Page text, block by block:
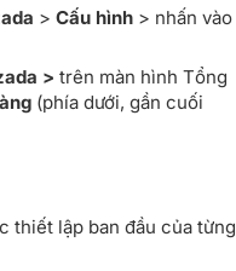
> Cấu hình > nhấn vào
> trên màn hình Tổng
(phía dưới, gần cuối
thiết lập ban đầu của từng